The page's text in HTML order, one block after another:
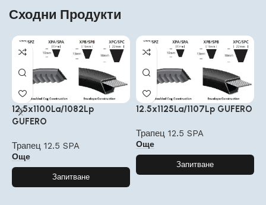
Сходни Продукти
12.5x1100La/1082Lp
GUFERO
Трапец 12.5 SPA
Още
Запитване
12.5x1125La/1107Lp GUFERO
Трапец 12.5 SPA
Още
Запитване